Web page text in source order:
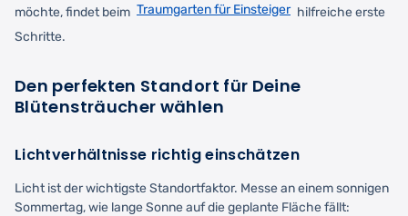
möchte, findet beim Traumgarten für Einsteiger hilfreiche erste
Schritte.
Den perfekten Standort für Deine
Blütensträucher wählen
Lichtverhältnisse richtig einschätzen
Licht ist der wichtigste Standortfaktor. Messe an einem sonnigen
Sommertag, wie lange Sonne auf die geplante Fläche fällt: